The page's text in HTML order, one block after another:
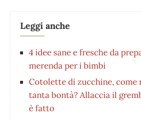
Leggi anche
4 idee sane e fresche da
merenda per i bimbi
Cotolette di zucchine, come
tanta bontà? Allaccia il
è fatto